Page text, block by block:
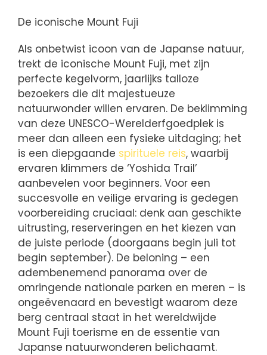
De iconische Mount Fuji
Als onbetwist icoon van de Japanse natuur,
trekt de iconische Mount Fuji, met zijn
perfecte kegelvorm, jaarlijks talloze
bezoekers die dit majestueuze
natuurwonder willen ervaren. De beklimming
van deze UNESCO-Werelderfgoedplek is
meer dan alleen een fysieke uitdaging; het
is een diepgaande spirituele reis, waarbij
ervaren klimmers de ‘Yoshida Trail’
aanbevelen voor beginners. Voor een
succesvolle en veilige ervaring is gedegen
voorbereiding cruciaal: denk aan geschikte
uitrusting, reserveringen en het kiezen van
de juiste periode (doorgaans begin juli tot
begin september). De beloning – een
adembenemend panorama over de
omringende nationale parken en meren – is
ongeëvenaard en bevestigt waarom deze
berg centraal staat in het wereldwijde
Mount Fuji toerisme en de essentie van
Japanse natuurwonderen belichaamt.